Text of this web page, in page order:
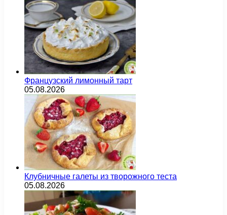
Французский лимонный тарт
05.08.2026
Клубничные галеты из творожного теста
05.08.2026